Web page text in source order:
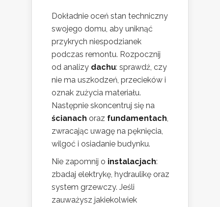
Dokładnie oceń stan techniczny
swojego domu, aby uniknąć
przykrych niespodzianek
podczas remontu. Rozpocznij
od analizy dachu: sprawdź, czy
nie ma uszkodzeń, przecieków i
oznak zużycia materiału.
Następnie skoncentruj się na
ścianach oraz fundamentach,
zwracając uwagę na pęknięcia,
wilgoć i osiadanie budynku.
Nie zapomnij o instalacjach:
zbadaj elektrykę, hydraulikę oraz
system grzewczy. Jeśli
zauważysz jakiekolwiek